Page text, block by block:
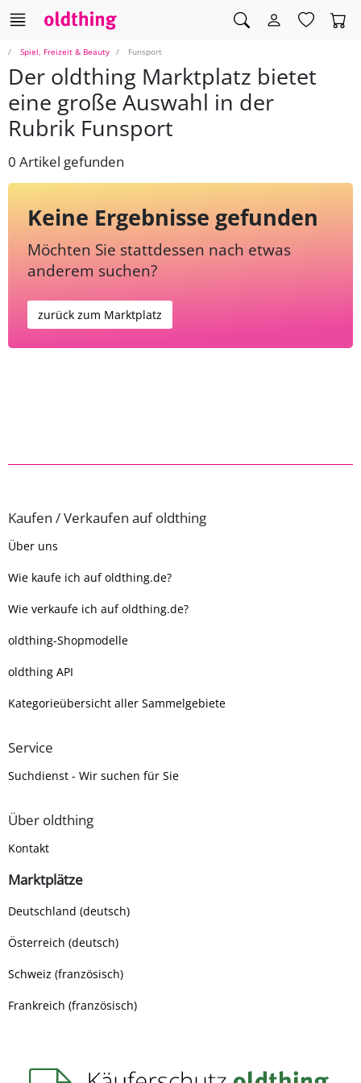
Spiel, Freizeit & Beauty Funsport
Der oldthing Marktplatz bietet
eine große Auswahl in der
Rubrik Funsport
0 Artikel gefunden
Keine Ergebnisse gefunden
Möchten Sie stattdessen nach etwas
anderem suchen?
zurück zum Marktplatz
Kaufen / Verkaufen auf oldthing
Über uns
Wie kaufe ich auf oldthing.de?
Wie verkaufe ich auf oldthing.de?
oldthing-Shopmodelle
oldthing API
Kategorieübersicht aller Sammelgebiete
Service
Suchdienst - Wir suchen für Sie
Über oldthing
Kontakt
Marktplätze
Deutschland (deutsch)
Österreich (deutsch)
Schweiz (französisch)
Frankreich (französisch)